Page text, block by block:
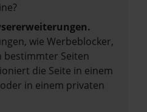
wie Werbeblocker,
bestimmter Seiten
die Seite in einem
in einem privaten